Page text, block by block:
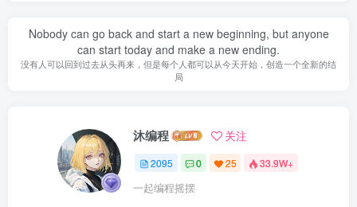
Nobody can go back and start a new beginning, but anyone
can start today and make a new ending.
没有人可以回到过去从头再来，但是每个人都可以从今天开始，创造一个全新的结
局
沐编程 关注
2095 0 25 33.9W+
一起编程摇摆